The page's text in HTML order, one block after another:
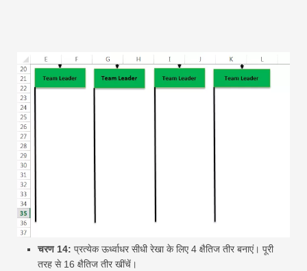
चरण 14: प्रत्येक ऊर्ध्वाधर सीधी रेखा के लिए 4 क्षैतिज तीर बनाएं। पूरी
तरह से 16 क्षैतिज तीर खींचें।